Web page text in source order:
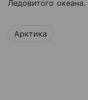
Ледовитого океана.
Арктика